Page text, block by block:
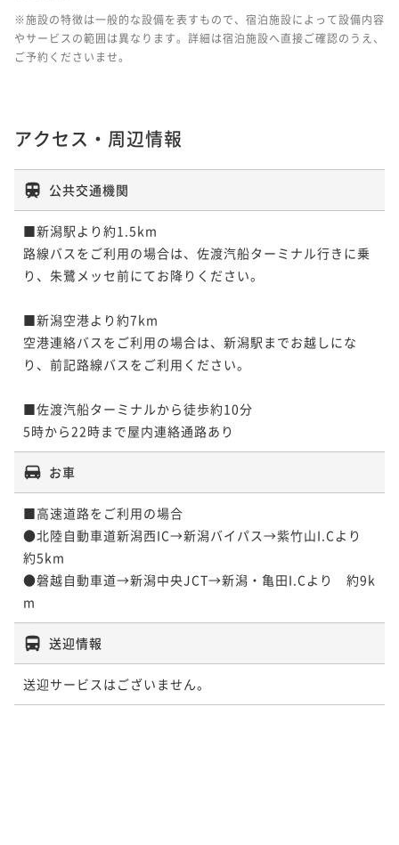
※施設の特徴は一般的な設備を表すもので、宿泊施設によって設備内容
やサービスの範囲は異なります。詳細は宿泊施設へ直接ご確認のうえ、
ご予約くださいませ。
アクセス・周辺情報
公共交通機関
■新潟駅より約1.5km
路線バスをご利用の場合は、佐渡汽船ターミナル行きに乗
り、朱鷺メッセ前にてお降りください。
■新潟空港より約7km
空港連絡バスをご利用の場合は、新潟駅までお越しにな
り、前記路線バスをご利用ください。
■佐渡汽船ターミナルから徒歩約10分
5時から22時まで屋内連絡通路あり
お車
■高速道路をご利用の場合
●北陸自動車道新潟西IC→新潟バイパス→紫竹山I.Cより
約5km
●磐越自動車道→新潟中央JCT→新潟・亀田I.Cより　約9k
送迎情報
送迎サービスはございません。